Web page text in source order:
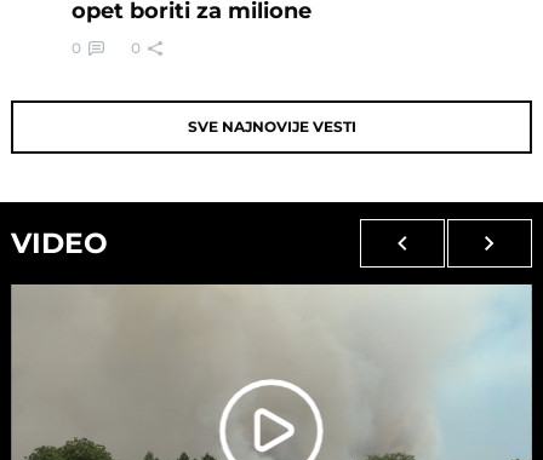
opet boriti za milione
0 0
SVE NAJNOVIJE VESTI
VIDEO